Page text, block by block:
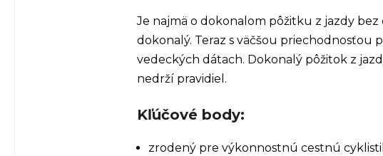
Je najmä o dokonalom pôžitku z jazdy
dokonalý. Teraz s väčšou
vedeckých dátach. Dokonalý pôžitok z
nedrží pravidiel.
Kľúčové body:
zrodený pre výkonnostnú cestnú